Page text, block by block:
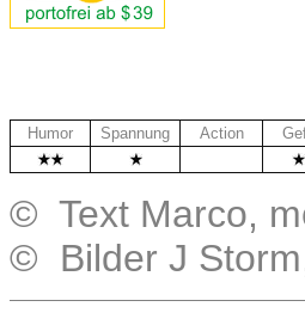
Humor Spannung Action
© Text Marco,
© Bilder J